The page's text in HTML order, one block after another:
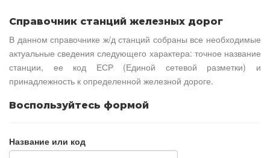
Справочник станций железных дорог
В данном справочнике ж/д станций собраны все необходимые
актуальные сведения следующего характера: точное название
станции, ее код ЕСР (Единой сетевой разметки) и
принадлежность к определенной железной дороге.
Воспользуйтесь формой
Название или код